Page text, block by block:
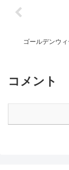
ゴールデンウ
コメント